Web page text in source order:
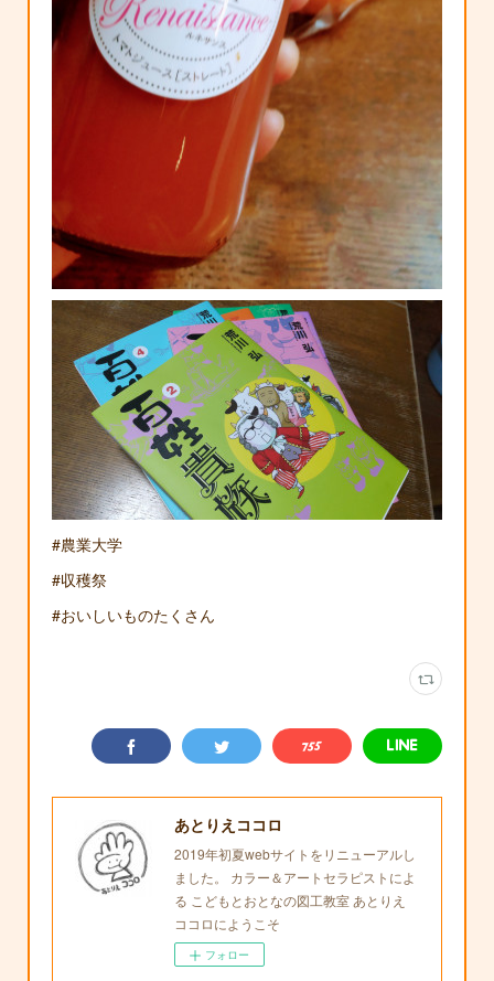
#農業大学
#収穫祭
#おいしいものたくさん
あとりえココロ
2019年初夏webサイトをリニューアルし
ました。 カラー＆アートセラピストによ
る こどもとおとなの図工教室 あとりえ
ココロにようこそ
フォロー